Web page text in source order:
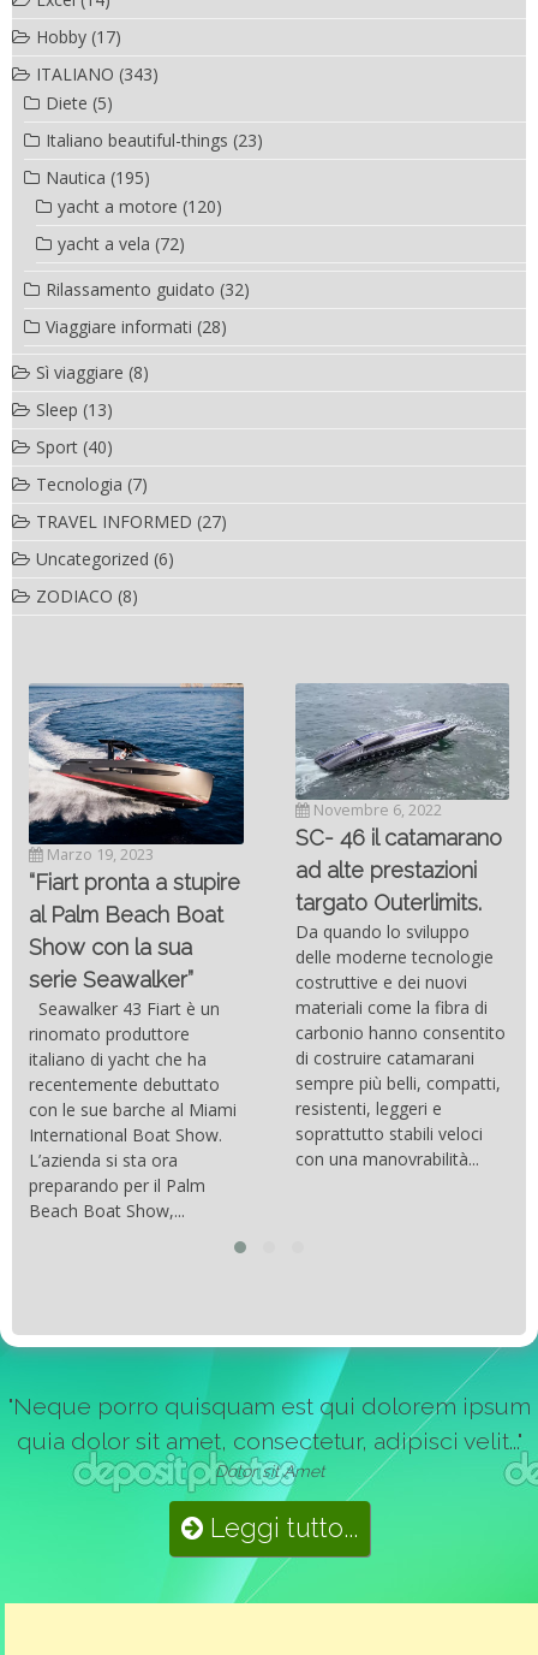
Hobby (17)
ITALIANO (343)
Diete (5)
Italiano beautiful-things (23)
Nautica (195)
yacht a motore (120)
yacht a vela (72)
Rilassamento guidato (32)
Viaggiare informati (28)
Sì viaggiare (8)
Sleep (13)
Sport (40)
Tecnologia (7)
TRAVEL INFORMED (27)
Uncategorized (6)
ZODIACO (8)
Marzo 19, 2023
“Fiart pronta a stupire
al Palm Beach Boat
Show con la sua
serie Seawalker”
Seawalker 43 Fiart è un
rinomato produttore
italiano di yacht che ha
recentemente debuttato
con le sue barche al Miami
International Boat Show.
L’azienda si sta ora
preparando per il Palm
Beach Boat Show,...
Novembre 6, 2022
SC- 46 il catamarano
ad alte prestazioni
targato Outerlimits.
Da quando lo sviluppo
delle moderne tecnologie
costruttive e dei nuovi
materiali come la fibra di
carbonio hanno consentito
di costruire catamarani
sempre più belli, compatti,
resistenti, leggeri e
soprattutto stabili veloci
con una manovrabilità...
"Neque porro quisquam est qui dolorem ipsum
quia dolor sit amet, consectetur, adipisci velit..."
Dolor sit Amet
Leggi tutto...